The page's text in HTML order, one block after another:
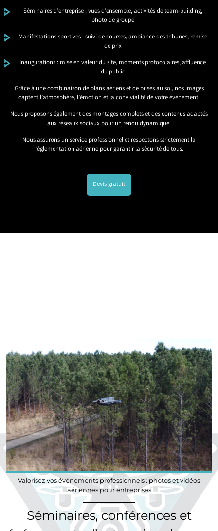
Séminaires d’entreprise : vues d’ensemble, activités de team-building,
photo de groupe
Manifestations sportives : suivi de courses, ambiance des tribunes, remise
de prix
Inaugurations : mise en valeur du site, moments protocolaires, affluence
du public
Grâce à une combinaison de plans aériens et de prises au sol, nos images
captent l’atmosphère, l’émotion et la convivialité de votre événement.
Nous proposons également des montages complets et des contenus adaptés
aux réseaux sociaux pour un rendu dynamique.
Nous assurons un service professionnel et respectons strictement la
réglementation aérienne pour garantir la sécurité de tous.
Devis gratuit
Valorisez vos événements professionnels : photos et vidéos
aériennes pour entreprises
Séminaires, conférences et